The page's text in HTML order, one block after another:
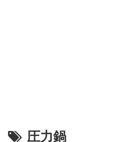
圧力鍋